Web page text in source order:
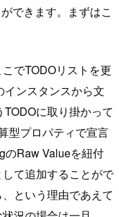
できます。まずはこ
でTODOリストを更
ンスタンスから文
に取り掛かって
型プロパティで宣言
のRaw Valueを紐付
て追加することがで
という理由であえて